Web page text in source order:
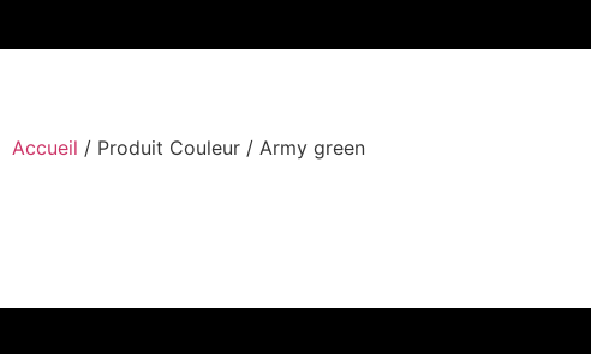
Accueil / Produit Couleur / Army green